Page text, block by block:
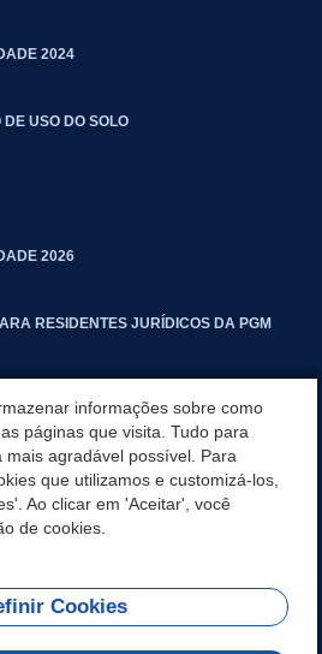
2024
USO DO SOLO
2026
RESIDENTES JURÍDICOS DA PGM
IMOBILIÁRIOS SEINFRA
informações sobre como
páginas que visita. Tudo para
agradável possível. Para
que utilizamos e customizá-los,
Ao clicar em 'Aceitar', você
de cookies.
Cookies